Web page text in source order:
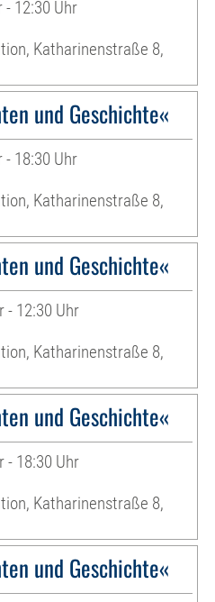
- 12:30 Uhr
Katharinenstraße 8,
und Geschichte«
- 18:30 Uhr
Katharinenstraße 8,
und Geschichte«
- 12:30 Uhr
Katharinenstraße 8,
und Geschichte«
- 18:30 Uhr
Katharinenstraße 8,
und Geschichte«